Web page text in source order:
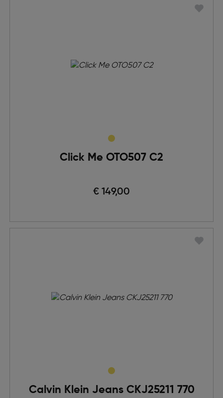
Click Me OTO507 C2
€ 149,00
Calvin Klein Jeans CKJ25211 770